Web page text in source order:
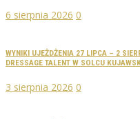
6 sierpnia 2026 0
WYNIKI UJEŻDŻENIA 27 LIPCA – 2
DRESSAGE TALENT W SOLCU
3 sierpnia 2026 0